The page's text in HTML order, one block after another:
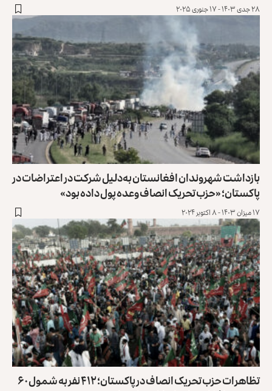
۲۸ جدی ۱۴۰۳ - ۱۷ جنوری ۲۰۲۵
بازداشت شهروندان افغانستان به‌دلیل شرکت در اعتراضات در
پاکستان؛ «حزب تحریک انصاف وعده پول داده بود»
۱۷ میزان ۱۴۰۳ - ۸ اکتوبر ۲۰۲۴
تظاهرات حزب تحریک انصاف در پاکستان؛ ۴۱۲ نفر به شمول ۶۰